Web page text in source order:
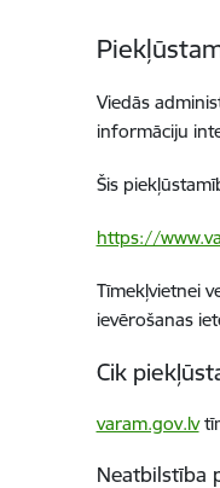
Viedās
informāciju
Šis
https://
Tīmekļvietnei
ievērošanas
Cik
varam.gov.lv
Neatbilstība